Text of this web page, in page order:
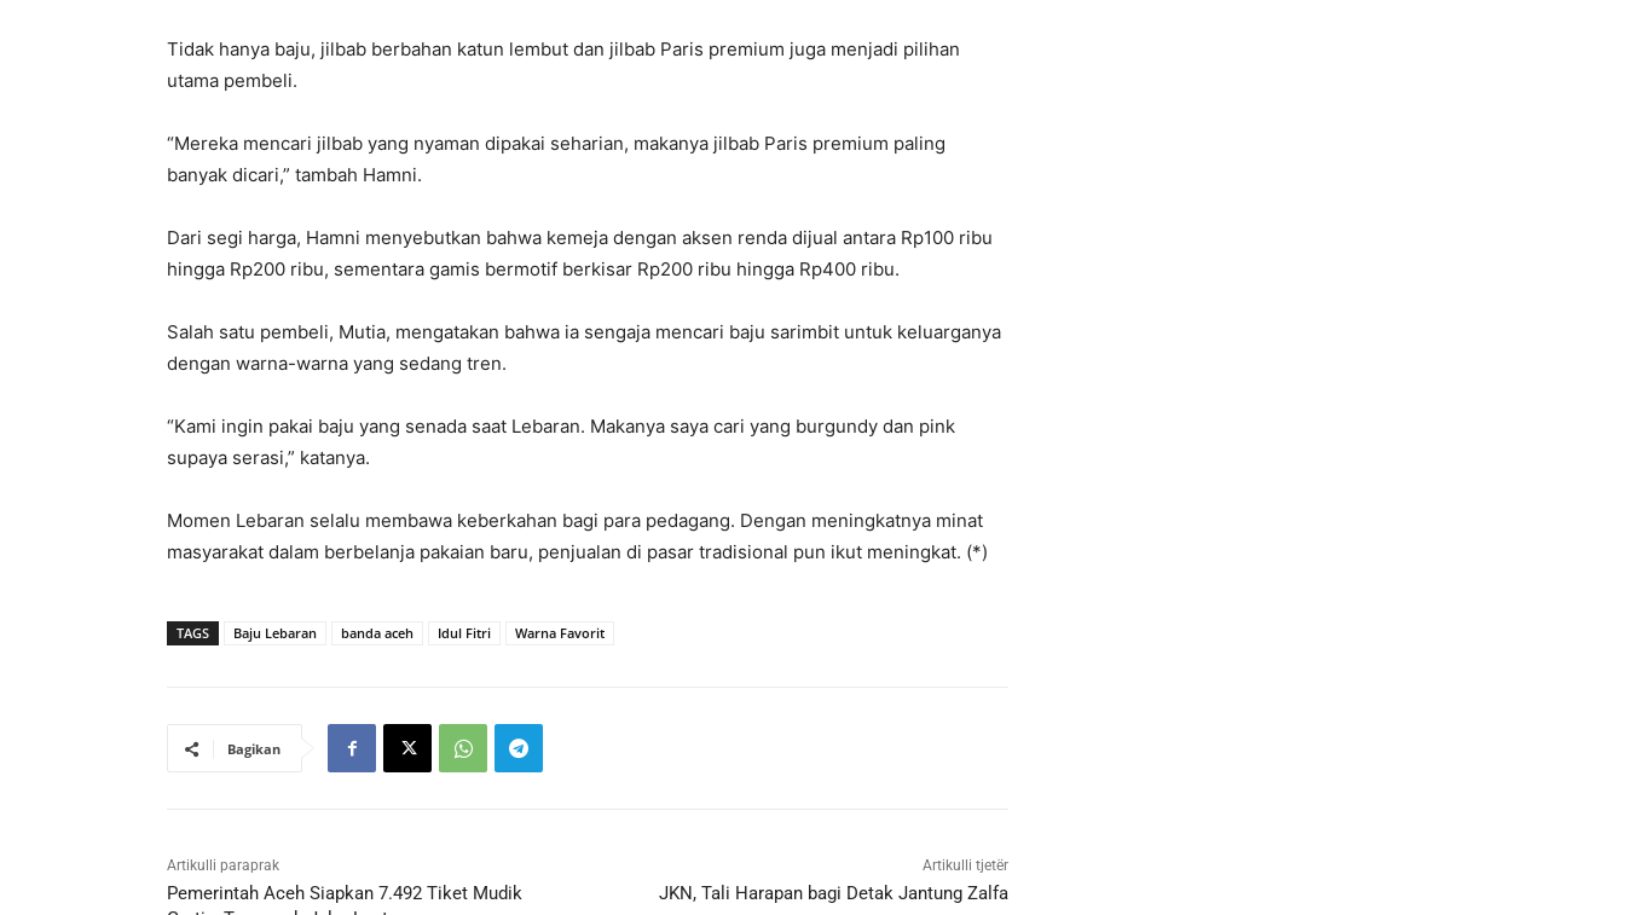
Tidak hanya baju, jilbab berbahan katun lembut dan jilbab Paris premium juga menjadi pilihan
utama pembeli.
“Mereka mencari jilbab yang nyaman dipakai seharian, makanya jilbab Paris premium paling
banyak dicari,” tambah Hamni.
Dari segi harga, Hamni menyebutkan bahwa kemeja dengan aksen renda dijual antara Rp100 ribu
hingga Rp200 ribu, sementara gamis bermotif berkisar Rp200 ribu hingga Rp400 ribu.
Salah satu pembeli, Mutia, mengatakan bahwa ia sengaja mencari baju sarimbit untuk keluarganya
dengan warna-warna yang sedang tren.
“Kami ingin pakai baju yang senada saat Lebaran. Makanya saya cari yang burgundy dan pink
supaya serasi,” katanya.
Momen Lebaran selalu membawa keberkahan bagi para pedagang. Dengan meningkatnya minat
masyarakat dalam berbelanja pakaian baru, penjualan di pasar tradisional pun ikut meningkat. (*)
TAGS Baju Lebaran banda aceh Idul Fitri Warna Favorit
Bagikan
Artikulli paraprak
Pemerintah Aceh Siapkan 7.492 Tiket Mudik
Artikulli tjetër
JKN, Tali Harapan bagi Detak Jantung Zalfa